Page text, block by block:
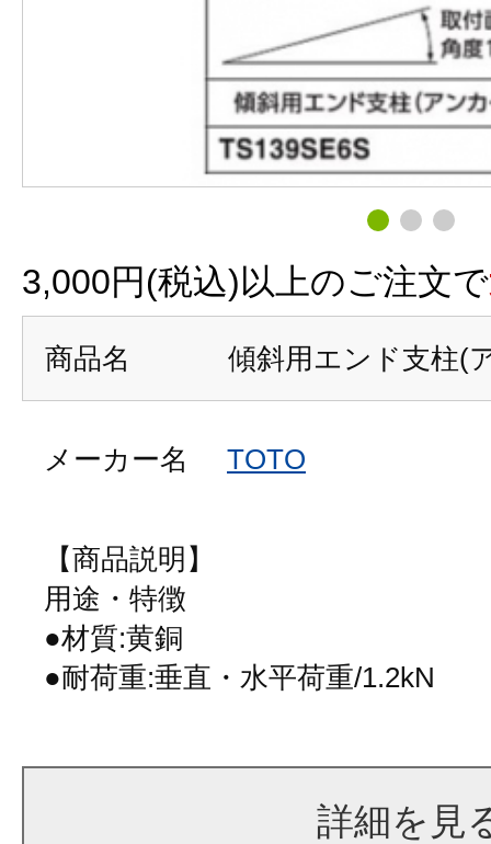
3,000円(税込)以上のご注文で
商品名 傾斜用エンド支柱(
メーカー名 TOTO
【商品説明】
用途・特徴
●材質:黄銅
●耐荷重:垂直・水平荷重/1.2kN
詳細を見